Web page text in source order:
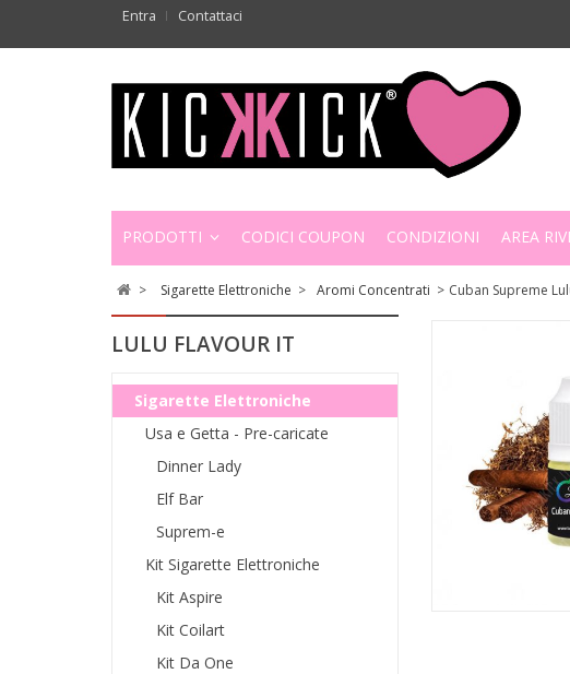
Entra Contattaci
PRODOTTI CODICI COUPON CONDIZIONI AREA
> Sigarette Elettroniche > Aromi Concentrati > Cuban Supreme
LULU FLAVOUR IT
Sigarette Elettroniche
Usa e Getta - Pre-caricate
Dinner Lady
Elf Bar
Suprem-e
Kit Sigarette Elettroniche
Kit Aspire
Kit Coilart
Kit Da One